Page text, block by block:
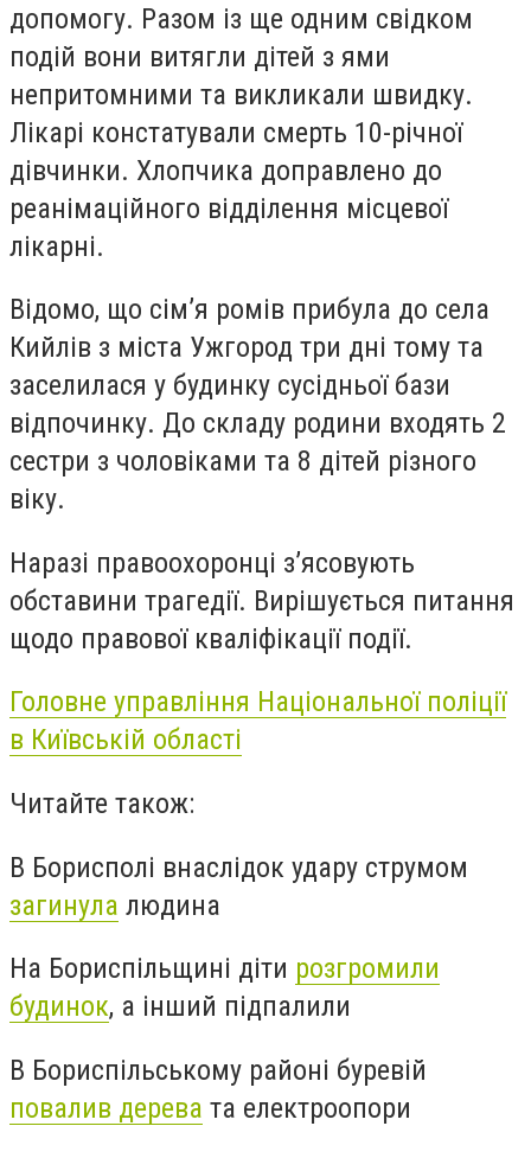
допомогу. Разом із ще одним свідком
подій вони витягли дітей з ями
непритомними та викликали швидку.
Лікарі констатували смерть 10-річної
дівчинки. Хлопчика доправлено до
реанімаційного відділення місцевої
лікарні.
Відомо, що сім’я ромів прибула до села
Кийлів з міста Ужгород три дні тому та
заселилася у будинку сусідньої бази
відпочинку. До складу родини входять 2
сестри з чоловіками та 8 дітей різного
віку.
Наразі правоохоронці з’ясовують
обставини трагедії. Вирішується питання
щодо правової кваліфікації події.
Головне управління Національної поліції
в Київській області
Читайте також:
В Борисполі внаслідок удару струмом
загинула людина
На Бориспільщині діти розгромили
будинок, а інший підпалили
В Бориспільському районі буревій
повалив дерева та електроопори